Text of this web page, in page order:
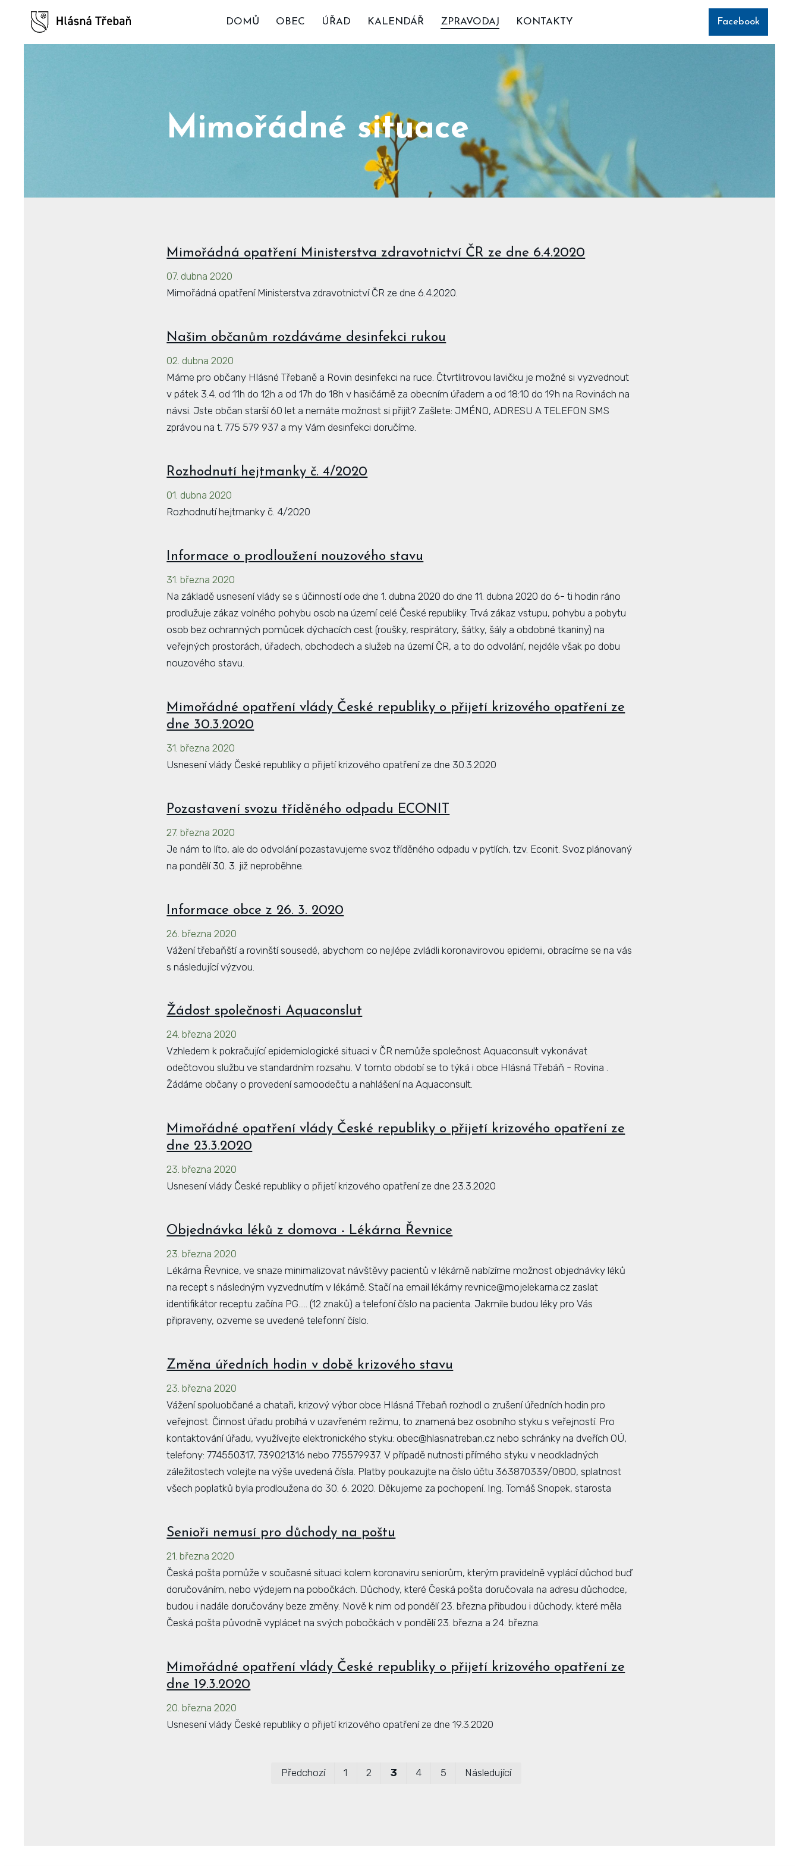
DOMŮ OBEC ÚŘAD KALENDÁŘ ZPRAVODAJ KONTAKTY Facebook
Mimořádné situace
Mimořádná opatření Ministerstva zdravotnictví ČR ze dne 6.4.2020
07. dubna 2020
Mimořádná opatření Ministerstva zdravotnictví ČR ze dne 6.4.2020.
Našim občanům rozdáváme desinfekci rukou
02. dubna 2020
Máme pro občany Hlásné Třebaně a Rovin desinfekci na ruce. Čtvrtlitrovou lavičku je možné si vyzvednout
v pátek 3.4. od 11h do 12h a od 17h do 18h v hasičárně za obecním úřadem a od 18:10 do 19h na Rovinách na
návsi. Jste občan starší 60 let a nemáte možnost si přijít? Zašlete: JMÉNO, ADRESU A TELEFON SMS
zprávou na t. 775 579 937 a my Vám desinfekci doručíme.
Rozhodnutí hejtmanky č. 4/2020
01. dubna 2020
Rozhodnutí hejtmanky č. 4/2020
Informace o prodloužení nouzového stavu
31. března 2020
Na základě usnesení vlády se s účinností ode dne 1. dubna 2020 do dne 11. dubna 2020 do 6- ti hodin ráno
prodlužuje zákaz volného pohybu osob na území celé České republiky. Trvá zákaz vstupu, pohybu a pobytu
osob bez ochranných pomůcek dýchacích cest (roušky, respirátory, šátky, šály a obdobné tkaniny) na
veřejných prostorách, úřadech, obchodech a služeb na území ČR, a to do odvolání, nejdéle však po dobu
nouzového stavu.
Mimořádné opatření vlády České republiky o přijetí krizového opatření ze
dne 30.3.2020
31. března 2020
Usnesení vlády České republiky o přijetí krizového opatření ze dne 30.3.2020
Pozastavení svozu tříděného odpadu ECONIT
27. března 2020
Je nám to líto, ale do odvolání pozastavujeme svoz tříděného odpadu v pytlích, tzv. Econit. Svoz plánovaný
na pondělí 30. 3. již neproběhne.
Informace obce z 26. 3. 2020
26. března 2020
Vážení třebaňští a rovinští sousedé, abychom co nejlépe zvládli koronavirovou epidemii, obracíme se na vás
s následující výzvou.
Žádost společnosti Aquaconslut
24. března 2020
Vzhledem k pokračující epidemiologické situaci v ČR nemůže společnost Aquaconsult vykonávat
odečtovou službu ve standardním rozsahu. V tomto období se to týká i obce Hlásná Třebáň - Rovina .
Žádáme občany o provedení samoodečtu a nahlášení na Aquaconsult.
Mimořádné opatření vlády České republiky o přijetí krizového opatření ze
dne 23.3.2020
23. března 2020
Usnesení vlády České republiky o přijetí krizového opatření ze dne 23.3.2020
Objednávka léků z domova - Lékárna Řevnice
23. března 2020
Lékárna Řevnice, ve snaze minimalizovat návštěvy pacientů v lékárně nabízíme možnost objednávky léků
na recept s následným vyzvednutím v lékárně. Stačí na email lékárny revnice@mojelekarna.cz zaslat
identifikátor receptu začína PG..... (12 znaků) a telefoní číslo na pacienta. Jakmile budou léky pro Vás
připraveny, ozveme se uvedené telefonní číslo.
Změna úředních hodin v době krizového stavu
23. března 2020
Vážení spoluobčané a chataři, krizový výbor obce Hlásná Třebaň rozhodl o zrušení úředních hodin pro
veřejnost. Činnost úřadu probíhá v uzavřeném režimu, to znamená bez osobního styku s veřejností. Pro
kontaktování úřadu, využívejte elektronického styku: obec@hlasnatreban.cz nebo schránky na dveřích OÚ,
telefony: 774550317, 739021316 nebo 775579937. V případě nutnosti přímého styku v neodkladných
záležitostech volejte na výše uvedená čísla. Platby poukazujte na číslo účtu 363870339/0800, splatnost
všech poplatků byla prodloužena do 30. 6. 2020. Děkujeme za pochopení. Ing. Tomáš Snopek, starosta
Senioři nemusí pro důchody na poštu
21. března 2020
Česká pošta pomůže v současné situaci kolem koronaviru seniorům, kterým pravidelně vyplácí důchod buď
doručováním, nebo výdejem na pobočkách. Důchody, které Česká pošta doručovala na adresu důchodce,
budou i nadále doručovány beze změny. Nově k nim od pondělí 23. března přibudou i důchody, které měla
Česká pošta původně vyplácet na svých pobočkách v pondělí 23. března a 24. března.
Mimořádné opatření vlády České republiky o přijetí krizového opatření ze
dne 19.3.2020
20. března 2020
Usnesení vlády České republiky o přijetí krizového opatření ze dne 19.3.2020
Předchozí 1 2 3 4 5 Následující